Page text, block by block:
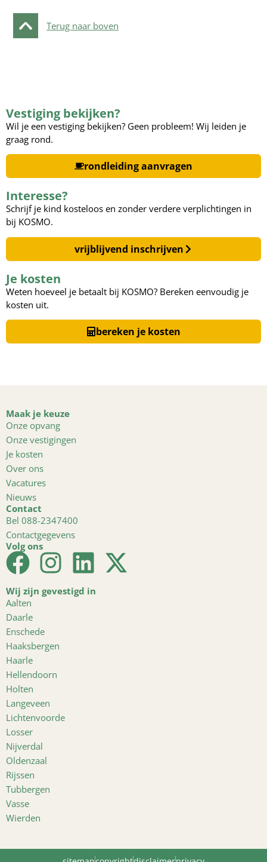
Terug naar boven
Vestiging bekijken?
Wil je een vestiging bekijken? Geen probleem! Wij leiden je
graag rond.
rondleiding aanvragen
Interesse?
Schrijf je kind kosteloos en zonder verdere verplichtingen in
bij KOSMO.
vrijblijvend inschrijven
Je kosten
Weten hoeveel je betaalt bij KOSMO? Bereken eenvoudig je
kosten uit.
bereken je kosten
Maak je keuze
Onze opvang
Onze vestigingen
Je kosten
Over ons
Vacatures
Nieuws
Contact
Bel 088-2347400
Contactgegevens
Volg ons
Wij zijn gevestigd in
Aalten
Daarle
Enschede
Haaksbergen
Haarle
Hellendoorn
Holten
Langeveen
Lichtenvoorde
Losser
Nijverdal
Oldenzaal
Rijssen
Tubbergen
Vasse
Wierden